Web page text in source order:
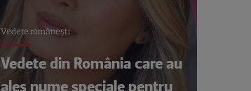
Vedete româneşti
Vedete din România care au
ales nume speciale pentru